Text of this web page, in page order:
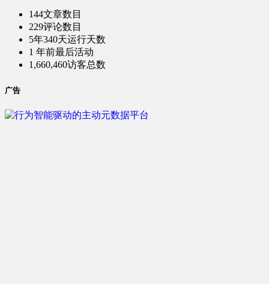
144文章数目
229评论数目
5年340天运行天数
1 年前最后活动
1,660,460访客总数
广告